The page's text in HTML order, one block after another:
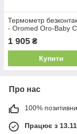
Термометр
- Oromed Oro-Baby
1 905 ₴
Купити
Про нас
100%
Працює з